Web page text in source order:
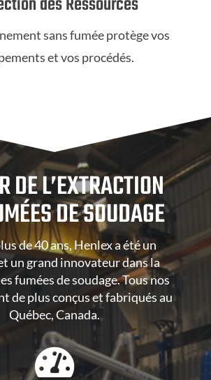
sans fumée protège vos
et vos procédés.
DE L’EXTRACTION
DE SOUDAGE
de 40 ans, Henlex a été un
un grand innovateur dans la
fumées de soudage. Tous nos
de plus conçus et fabriqués au
Québec, Canada.
